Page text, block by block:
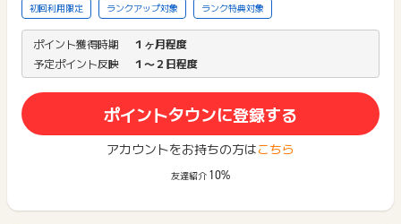
初回利用限定 ランクアップ対象 ランク特典対象
ポイント獲得時期
１ヶ月程度
予定ポイント反映
１〜２日程度
ポイントタウンに登録する
アカウントをお持ちの方はこちら
友達紹介 10%